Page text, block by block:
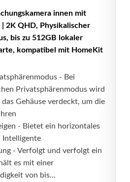
innen mit
| 2K QHD, Physikalischer
bis zu 512GB lokaler
kompatibel mit HomeKit
- Bei
Privatsphärenmodus wird
Gehäuse verdeckt, um die
- Bietet ein horizontales
Intelligente
- Verfolgt und verfolgt ein
es mit einer
von bis...